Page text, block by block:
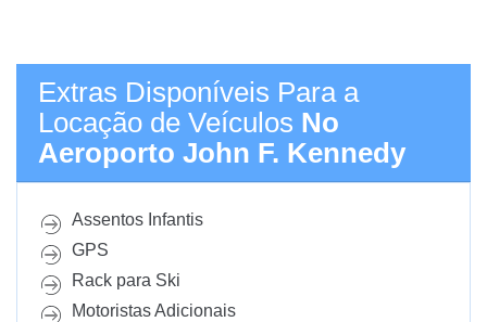
Extras Disponíveis Para a
Locação de Veículos No
Aeroporto John F. Kennedy
Assentos Infantis
GPS
Rack para Ski
Motoristas Adicionais